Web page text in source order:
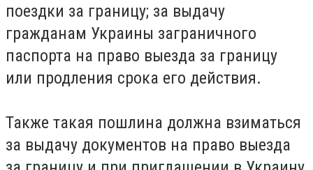
поездки за границу; за выдачу
гражданам Украины заграничного
паспорта на право выезда за границу
или продления срока его действия.
Также такая пошлина должна взиматься
за выдачу документов на право выезда